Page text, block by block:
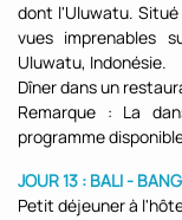
dont l'Uluwatu.
vues imprenables
Uluwatu, Indonésie.
Dîner dans un
Remarque : La
programme
JOUR 13 : BALI -
Petit déjeuner à